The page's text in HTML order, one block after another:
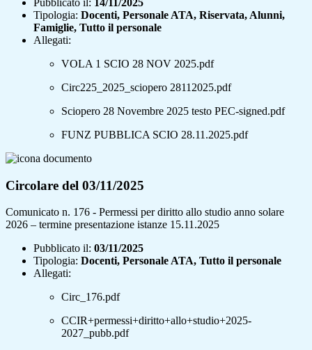
Tipologia: Docenti, Personale ATA, Riservata, Alunni,
Famiglie, Tutto il personale
Allegati:
VOLA 1 SCIO 28 NOV 2025.pdf
Circ225_2025_sciopero 28112025.pdf
Sciopero 28 Novembre 2025 testo PEC-signed.pdf
FUNZ PUBBLICA SCIO 28.11.2025.pdf
Circolare del 03/11/2025
Comunicato n. 176 - Permessi per diritto allo studio anno solare
2026 – termine presentazione istanze 15.11.2025
Pubblicato il: 03/11/2025
Tipologia: Docenti, Personale ATA, Tutto il personale
Allegati:
Circ_176.pdf
CCIR+permessi+diritto+allo+studio+2025-
2027_pubb.pdf